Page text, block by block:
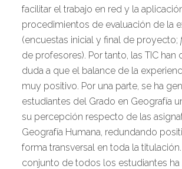
facilitar el trabajo en red y la
procedimientos de evaluación de la
(encuestas inicial y final de proyecto;
de profesores). Por tanto, las TIC han
duda a que el balance de la
muy positivo. Por una parte, se ha
estudiantes del Grado en Geografía
su percepción respecto de las
Geografía Humana, redundando
forma transversal en toda la
conjunto de todos los estudiantes